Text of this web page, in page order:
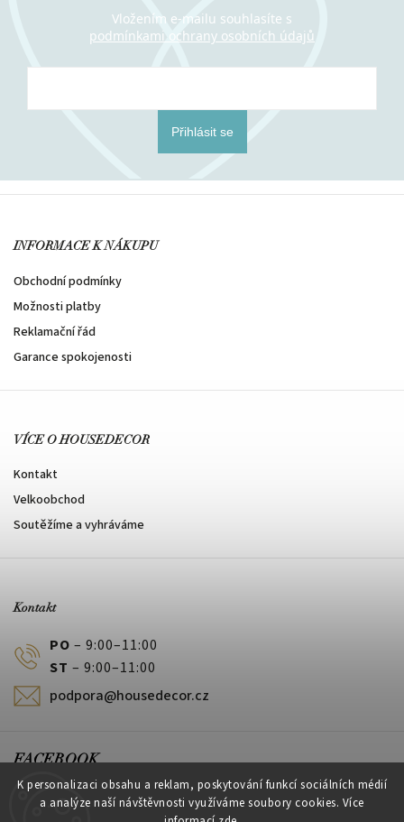
K personalizaci obsahu a reklam, poskytování funkcí sociálních médií
a analýze naší návštěvnosti využíváme soubory cookies. Více
Vložením e-mailu souhlasíte s
podmínkami ochrany osobních údajů
Přihlásit se
INFORMACE K NÁKUPU
Obchodní podmínky
Možnosti platby
Reklamační řád
Garance spokojenosti
VÍCE O HOUSEDECOR
Kontakt
Velkoobchod
Soutěžíme a vyhráváme
Kontakt
PO – 9:00–11:00
ST – 9:00–11:00
podpora@housedecor.cz
FACEBOOK